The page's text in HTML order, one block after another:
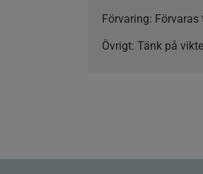
Förvaring:
Övrigt: Tänk på